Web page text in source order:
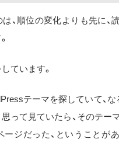
、順位の変化よりも先に、
ています。
テーマを探していて、な
って見ていたら、そのテー
ージだった、ということが